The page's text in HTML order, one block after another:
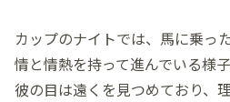
カップのナイトでは、馬に乗っ
情と情熱を持って進んでいる様
彼の目は遠くを見つめており、